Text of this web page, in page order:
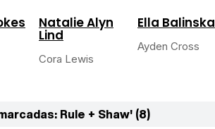
Natalie Alyn
Lind
Cora Lewis
Ella Balinska
Ayden Cross
Rule + Shaw' (8)